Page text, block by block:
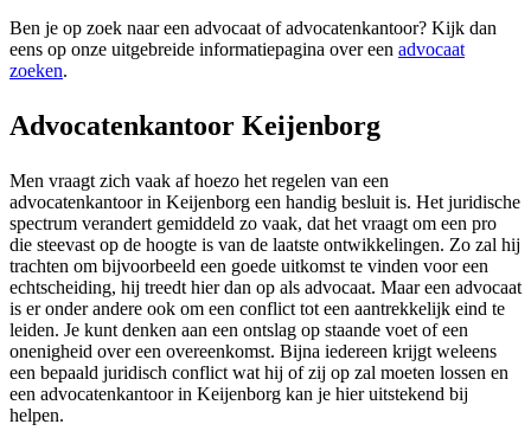
Ben je op zoek naar een advocaat of advocatenkantoor? Kijk dan
eens op onze uitgebreide informatiepagina over een advocaat
zoeken.
Advocatenkantoor Keijenborg
Men vraagt zich vaak af hoezo het regelen van een
advocatenkantoor in Keijenborg een handig besluit is. Het juridische
spectrum verandert gemiddeld zo vaak, dat het vraagt om een pro
die steevast op de hoogte is van de laatste ontwikkelingen. Zo zal hij
trachten om bijvoorbeeld een goede uitkomst te vinden voor een
echtscheiding, hij treedt hier dan op als advocaat. Maar een advocaat
is er onder andere ook om een conflict tot een aantrekkelijk eind te
leiden. Je kunt denken aan een ontslag op staande voet of een
onenigheid over een overeenkomst. Bijna iedereen krijgt weleens
een bepaald juridisch conflict wat hij of zij op zal moeten lossen en
een advocatenkantoor in Keijenborg kan je hier uitstekend bij
helpen.